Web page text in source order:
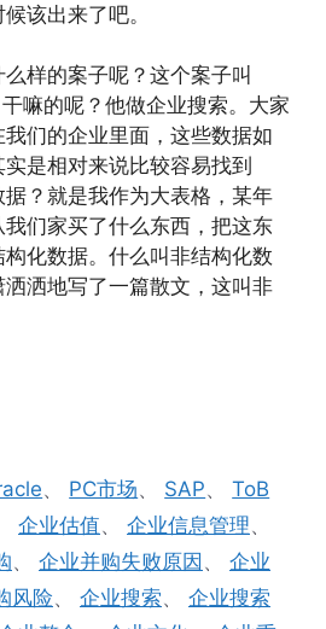
该出来了吧。
样的案子呢？这个案子叫
嘛的呢？他做企业搜索。大家
们的企业里面，这些数据如
是相对来说比较容易找到
？就是我作为大表格，某年
们家买了什么东西，把这东
化数据。什么叫非结构化数
洒地写了一篇散文，这叫非
、 PC市场、 SAP、ToB
企业估值、 企业信息管理、
、 企业并购失败原因 、 企业
风险、 企业搜索、 企业搜索